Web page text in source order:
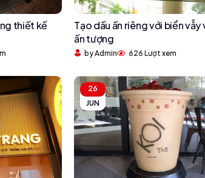
thiết kế
Tạo dấu ấn riêng với biển vẫy
ấn tượng
by Admin 626 Lượt xem
26
JUN